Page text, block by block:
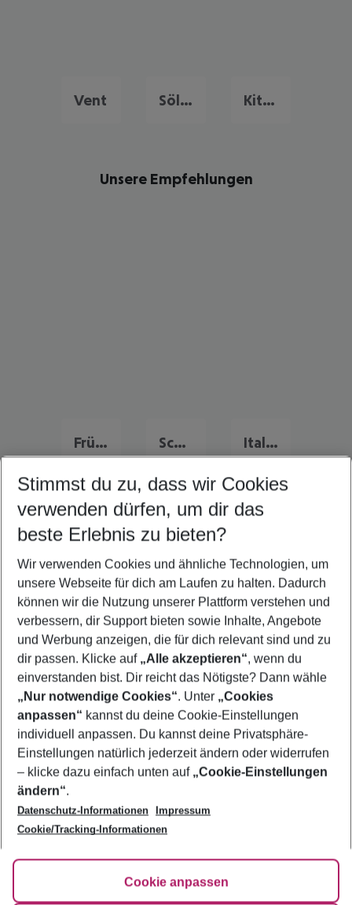
Vent Sölden Kitzbühel
Unsere Empfehlungen
Frühbucher Angebote Deutschland Schweiz Flug & Hotel Italien Flug & Hotel
Quicklinks
Flug & Hotel Kirchberg
Familienurlaub Kirchberg
Last Minute Kirchberg
Urlaub Kirchberg
Footer
Footer navigation
Über uns
AGB
Bestpreisgarantie
Cookie-Einstellungen ändern
Cookie-Richtlinie
Agenturbetreuung
Barrierefreies Reisen
HanseMerkur Reiseversicherung
Hilfe & Kontakt
Folge uns
Stimmst du zu, dass wir Cookies
verwenden dürfen, um dir das
beste Erlebnis zu bieten?
Wir verwenden Cookies und ähnliche Technologien, um
unsere Webseite für dich am Laufen zu halten. Dadurch
können wir die Nutzung unserer Plattform verstehen und
verbessern, dir Support bieten sowie Inhalte, Angebote
und Werbung anzeigen, die für dich relevant sind und zu
dir passen. Klicke auf „Alle akzeptieren“, wenn du
einverstanden bist. Dir reicht das Nötigste? Dann wähle
„Nur notwendige Cookies“. Unter „Cookies
anpassen“ kannst du deine Cookie-Einstellungen
individuell anpassen. Du kannst deine Privatsphäre-
Einstellungen natürlich jederzeit ändern oder widerrufen
– klicke dazu einfach unten auf „Cookie-Einstellungen
ändern“.
Datenschutz-Informationen
Impressum
Cookie/Tracking-Informationen
Cookie anpassen